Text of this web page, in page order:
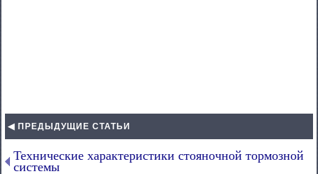
◀ ПРЕДЫДУЩИЕ СТАТЬИ
Технические характеристики стояночной тормозной
системы